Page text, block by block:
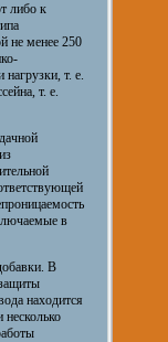
либо к
не менее 250
т. е.
т. е.
в
В
находится